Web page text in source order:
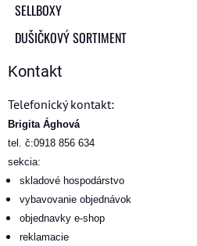
SELLBOXY
DUŠIČKOVÝ SORTIMENT
Kontakt
Telefonický kontakt:
Brigita Ághová
tel. č:0918 856 634
sekcia:
skladové hospodárstvo
vybavovanie objednávok
objednavky e-shop
reklamacie